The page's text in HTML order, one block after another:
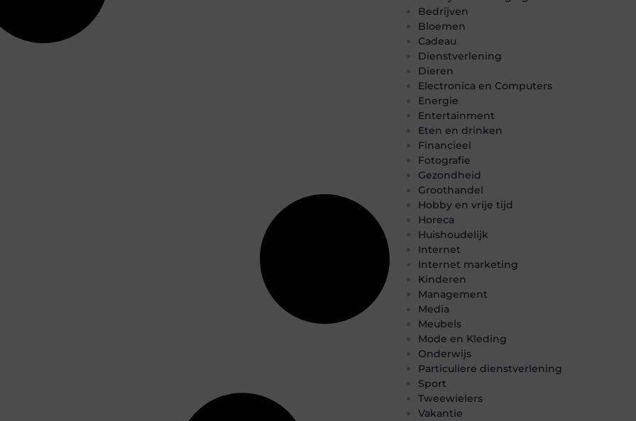
Bedrijven
Bloemen
Cadeau
Dienstverlening
Dieren
Electronica en Computers
Energie
Entertainment
Eten en drinken
Financieel
Fotografie
Gezondheid
Groothandel
Hobby en vrije tijd
Horeca
Huishoudelijk
Internet
Internet marketing
Kinderen
Management
Media
Meubels
Mode en Kleding
Onderwijs
Particuliere dienstverlening
Sport
Tweewielers
Vakantie